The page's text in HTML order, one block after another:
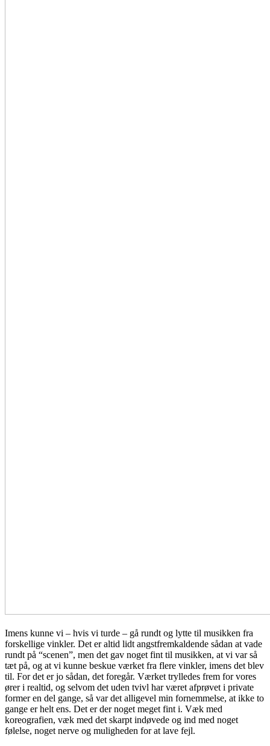
Imens kunne vi – hvis vi turde – gå rundt og lytte til musikken fra
forskellige vinkler. Det er altid lidt angstfremkaldende sådan at vade
rundt på “scenen”, men det gav noget fint til musikken, at vi var så
tæt på, og at vi kunne beskue værket fra flere vinkler, imens det blev
til. For det er jo sådan, det foregår. Værket trylledes frem for vores
ører i realtid, og selvom det uden tvivl har været afprøvet i private
former en del gange, så var det alligevel min fornemmelse, at ikke to
gange er helt ens. Det er der noget meget fint i. Væk med
koreografien, væk med det skarpt indøvede og ind med noget
følelse, noget nerve og muligheden for at lave fejl.